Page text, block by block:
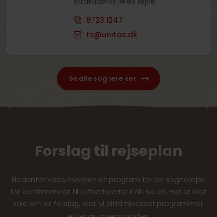
at have 3 overnatninger, så det er muligt at lægge den
f.eks. lige op til påske eller med afrejse efter
gudstjenesten Kristi Himmelfartsdag. En oplagt
8723 1247
ts@unitas.dk
Se alle sognerejser
Forslag til rejseplan
Nedenfor vises hvordan et program for en sognerejse
for konfirmander til Lutherbyerne KAN se ud. Her er blot
tale om et forslag, idet vi altid tilpasser programmet